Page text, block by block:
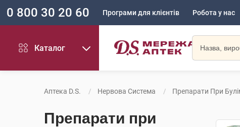
0 800 30 20 60 Програми для клієнтів Робота у нас
Каталог
Аптека D.S. Нервова Система Препарати При
Препарати при